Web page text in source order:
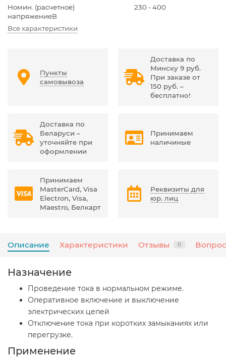
Номин. (расчетное)
напряжениеВ
230 - 400
Все характеристики
Пункты
самовывоза
Доставка по
Минску 9 руб.
При заказе от
150 руб. –
бесплатно!
Доставка по
Беларуси –
уточняйте при
оформлении
Принимаем
наличиные
Принимаем
MasterCard, Visa
Electron, Visa,
Maestro, Белкарт
Реквизиты для
юр. лиц
Описание Характеристики Отзывы 0
Назначение
Проведение тока в нормальном режиме.
Оперативное включение и выключение
электрических цепей
Отключение тока при коротких замыканиях или
перегрузке.
Применение